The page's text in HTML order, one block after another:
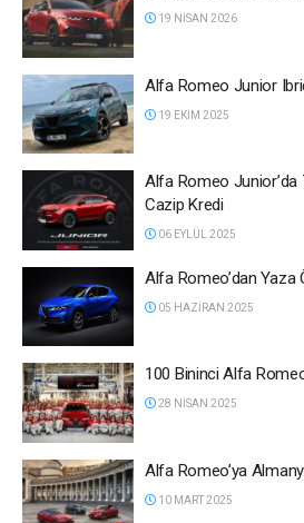
19 NISAN 2026
Alfa Romeo Junior
19 EKIM 2025
Alfa Romeo Junior’da
Cazip Kredi
06 EYLÜL 2025
Alfa Romeo’dan Yaza
05 HAZIRAN 2025
100 Bininci Alfa
28 NISAN 2025
Alfa Romeo’ya
10 MART 2025